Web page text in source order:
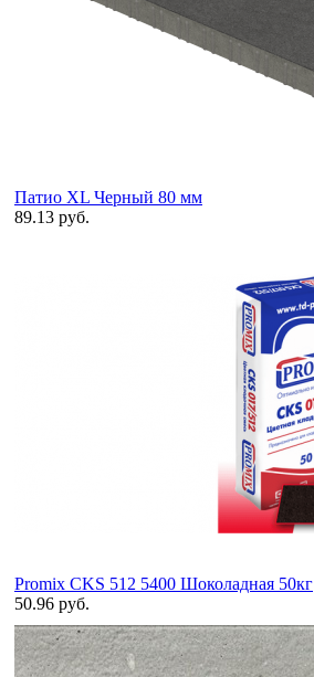
Патио XL Черный 80 мм
89.13 руб.
Promix CKS 512 5400 Шоколадная 50кг
50.96 руб.